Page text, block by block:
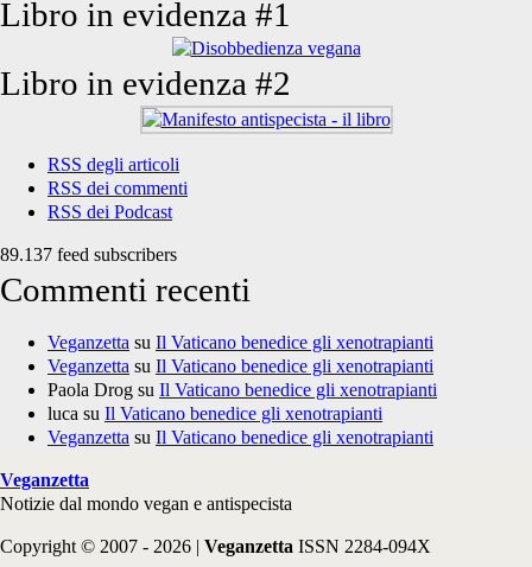
Libro in evidenza #1
Libro in evidenza #2
RSS degli articoli
RSS dei commenti
RSS dei Podcast
89.137 feed subscribers
Commenti recenti
Veganzetta su Il Vaticano benedice gli xenotrapianti
Veganzetta su Il Vaticano benedice gli xenotrapianti
Paola Drog su Il Vaticano benedice gli xenotrapianti
luca su Il Vaticano benedice gli xenotrapianti
Veganzetta su Il Vaticano benedice gli xenotrapianti
Veganzetta
Notizie dal mondo vegan e antispecista
Copyright © 2007 - 2026 | Veganzetta ISSN 2284-094X